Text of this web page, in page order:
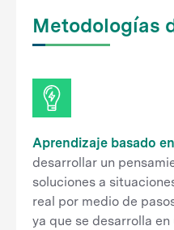
Metodologías
Aprendizaje basado
desarrollar un
soluciones a
real por medio de
ya que se desarrolla